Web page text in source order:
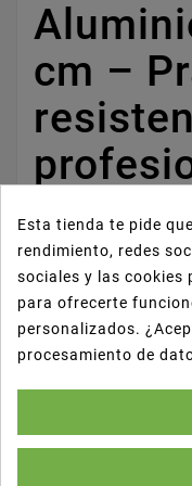
cm –
Los platos de
especialmente
presentación de
calientes. Una
para horno que
un empaque
📏Medida
Esta tienda te pide
rendimiento, redes
sociales y las cookies
para ofrecerte
personalizados.
procesamiento de